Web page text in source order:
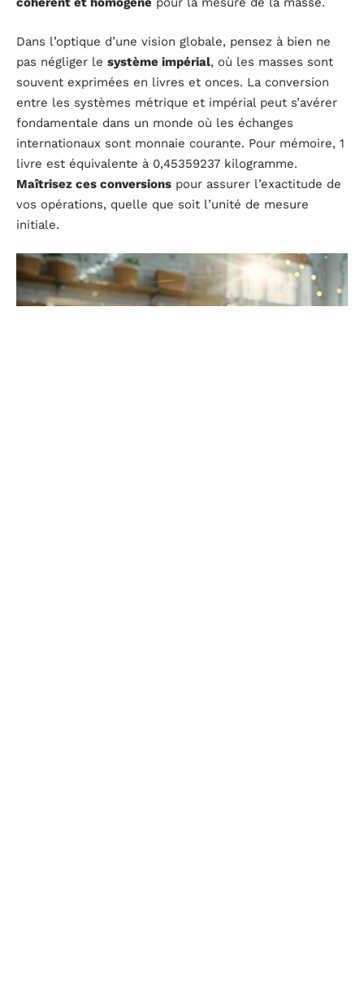
Dans l’optique d’une vision globale, pensez à bien ne
pas négliger le système impérial, où les masses sont
souvent exprimées en livres et onces. La conversion
entre les systèmes métrique et impérial peut s’avérer
fondamentale dans un monde où les échanges
internationaux sont monnaie courante. Pour mémoire, 1
livre est équivalente à 0,45359237 kilogramme.
Maîtrisez ces conversions pour assurer l’exactitude de
vos opérations, quelle que soit l’unité de mesure
initiale.